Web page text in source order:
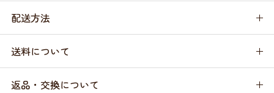
配送方法
送料について
返品・交換について